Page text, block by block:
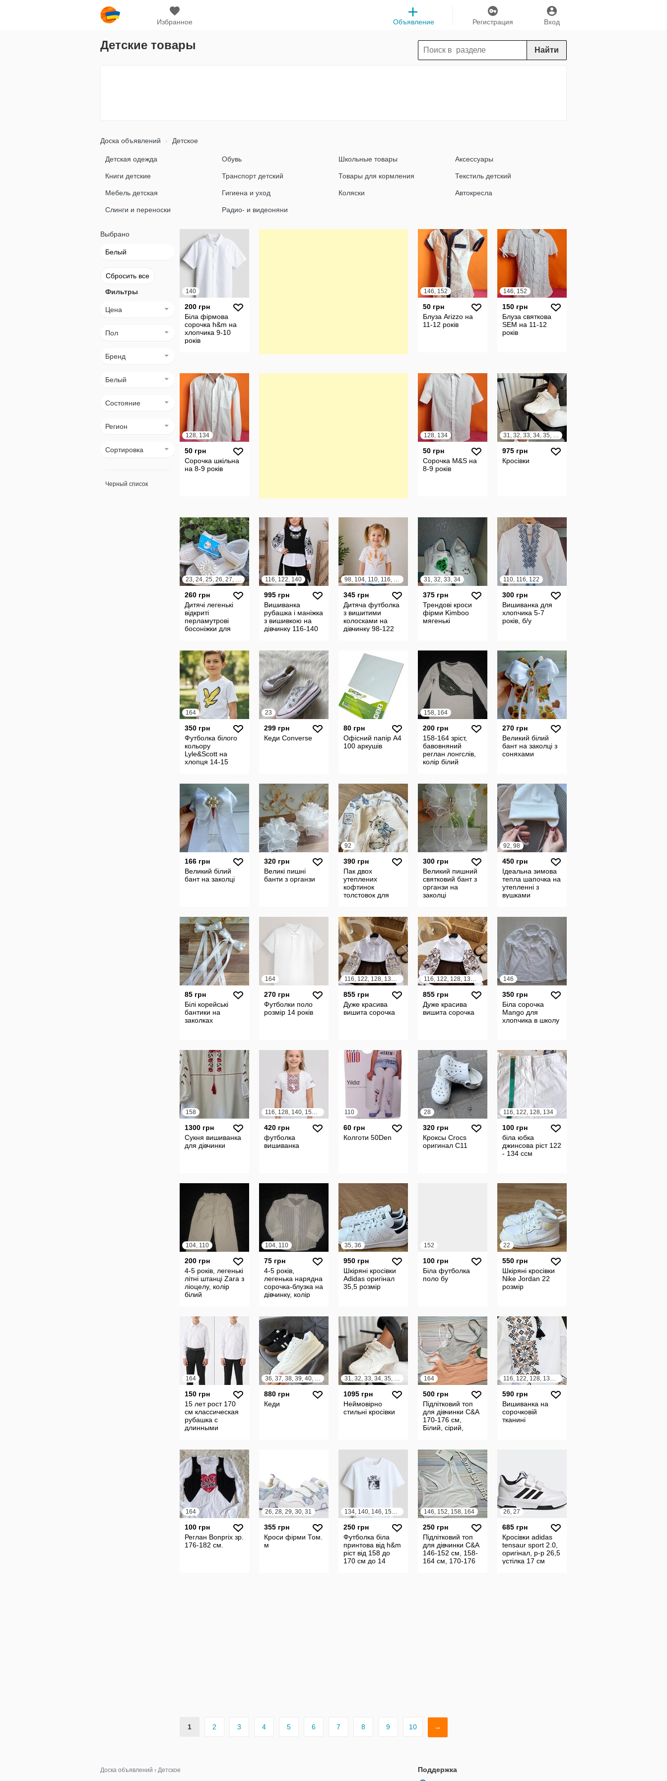
Избранное Вход
Регистрация
Объявление
Детские товары Найти
Доска объявлений Детское
Детская одежда Обувь Школьные товары Аксессуары
Книги детские Транспорт детский Товары для кормления Текстиль детский
Мебель детская Гигиена и уход Коляски Автокресла
Слинги и переноски Радио- и видеоняни
Выбрано
Белый
Сбросить все
Фильтры
Цена
Пол
Бренд
Белый
Состояние
Регион
Сортировка
Черный список
140
200 грн
Біла фірмова
сорочка h&m на
хлопчика 9-10
років
146, 152
50 грн
Блуза Arizzo на
11-12 років
146, 152
150 грн
Блуза святкова
SEM на 11-12
років
128, 134
50 грн
Сорочка шкільна
на 8-9 років
128, 134
50 грн
Сорочка M&S на
8-9 років
31, 32, 33, 34, 35, 36, 37, 38, 39, 40, 41
975 грн
Кросівки
23, 24, 25, 26, 27, 28
260 грн
Дитячі легенькі
відкриті
перламутрові
босоніжки для
116, 122, 140
995 грн
Вишиванка
рубашка і маніжка
з вишивкою на
дівчинку 116-140
98, 104, 110, 116, 122
345 грн
Дитяча футболка
з вишитими
колосками на
дівчинку 98-122
31, 32, 33, 34
375 грн
Трендові кроси
фірми Kimboo
мягенькі
110, 116, 122
300 грн
Вишиванка для
хлопчика 5-7
років, б/у
164
350 грн
Футболка білого
кольору
Lyle&Scott на
хлопця 14-15
23
299 грн
Кеди Converse
80 грн
Офісний папір А4
100 аркушів
158, 164
200 грн
158-164 зріст,
бавовняний
реглан лонгслів,
колір білий
270 грн
Великий білий
бант на заколці з
соняхами
166 грн
Великий білий
бант на заколці
320 грн
Великі пишні
банти з органзи
92
390 грн
Пак двох
утеплених
кофтинок
толстовок для
300 грн
Великий пишний
святковий бант з
органзи на
заколці
92, 98
450 грн
Ідеальна зимова
тепла шапочка на
утепленні з
вушками
85 грн
Білі корейські
бантики на
заколках
164
270 грн
Футболки поло
розмір 14 років
116, 122, 128, 134, 140
855 грн
Дуже красива
вишита сорочка
116, 122, 128, 134, 140
855 грн
Дуже красива
вишита сорочка
146
350 грн
Біла сорочка
Mango для
хлопчика в школу
158
1300 грн
Сукня вишиванка
для дівчинки
116, 128, 140, 152, 164
420 грн
футболка
вишиванка
110
60 грн
Колготи 50Den
28
320 грн
Кроксы Crocs
оригинал С11
116, 122, 128, 134
100 грн
біла юбка
джинсова ріст 122
- 134 ссм
104, 110
200 грн
4-5 років, легенькі
літні штанці Zara з
ліоцелу, колір
білий
104, 110
75 грн
4-5 років,
легенька нарядна
сорочка-блузка на
дівчинку, колір
35, 36
950 грн
Шкіряні кросівки
Adidas оригінал
35,5 розмір
152
100 грн
Біла футболка
поло бу
22
550 грн
Шкіряні кросівки
Nike Jordan 22
розмір
164
150 грн
15 лет рост 170
см классическая
рубашка с
длинными
школы next
36, 37, 38, 39, 40, 41
880 грн
Кеди
31, 32, 33, 34, 35, 36, 37, 38, 39, 40, 41
1095 грн
Неймовірно
стильні кросівки
164
500 грн
Підлітковий топ
для дівчинки C&A
170-176 см,
Білий, сірий,
116, 122, 128, 134, 140, 146, 152, 158, 164
590 грн
Вишиванка на
сорочковій
тканині
164
100 грн
Реглан Bonprix зр.
176-182 см.
26, 28, 29, 30, 31
355 грн
Кроси фірми Том.
м
134, 140, 146, 152, 158, 164
250 грн
Футболка біла
принтова від h&m
ріст від 158 до
170 см до 14
146, 152, 158, 164
250 грн
Підлітковий топ
для дівчинки C&A
146-152 см, 158-
164 см, 170-176
26, 27
685 грн
Кросівки adidas
tensaur sport 2.0,
оригінал, р-р 26,5
устілка 17 см
1 2 3 4 5 6 7 8 9 10 →
Поддержка
Доска объявлений › Детское